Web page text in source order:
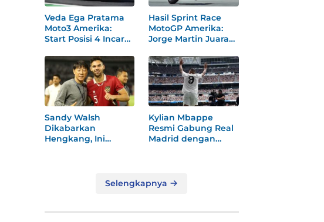
Veda Ega Pratama
Moto3 Amerika:
Start Posisi 4 Incar
Hasil Sprint Race
MotoGP Amerika:
Jorge Martin Juara
Sandy Walsh
Dikabarkan
Hengkang, Ini
Kylian Mbappe
Resmi Gabung Real
Madrid dengan
Selengkapnya